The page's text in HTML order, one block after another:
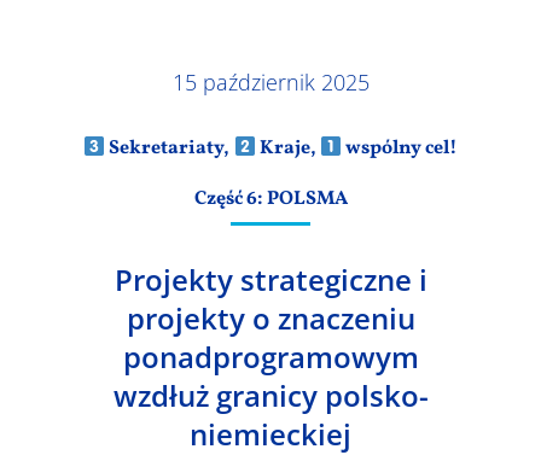
15 październik 2025
Sekretariaty, Kraje,
wspólny cel!
Część 6: POLSMA
Projekty strategiczne i
projekty o znaczeniu
ponadprogramowym
wzdłuż granicy polsko-
niemieckiej